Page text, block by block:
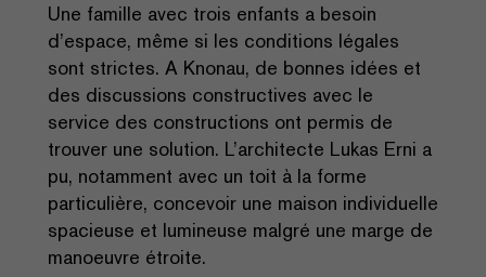
Une famille avec trois enfants a besoin
d’espace, même si les conditions légales
sont strictes. A Knonau, de bonnes idées et
des discussions constructives avec le
service des constructions ont permis de
trouver une solution. L’architecte Lukas Erni a
pu, notamment avec un toit à la forme
particulière, concevoir une maison individuelle
spacieuse et lumineuse malgré une marge de
manoeuvre étroite.